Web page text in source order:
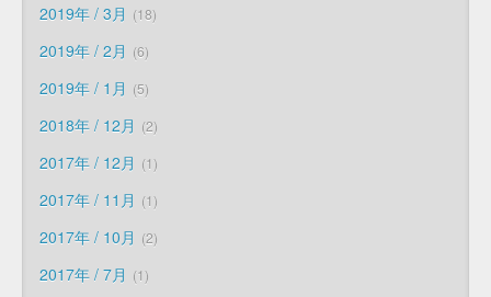
2019年 / 3月 18
2019年 / 2月 6
2019年 / 1月 5
2018年 / 12月 2
2017年 / 12月 1
2017年 / 11月 1
2017年 / 10月 2
2017年 / 7月 1